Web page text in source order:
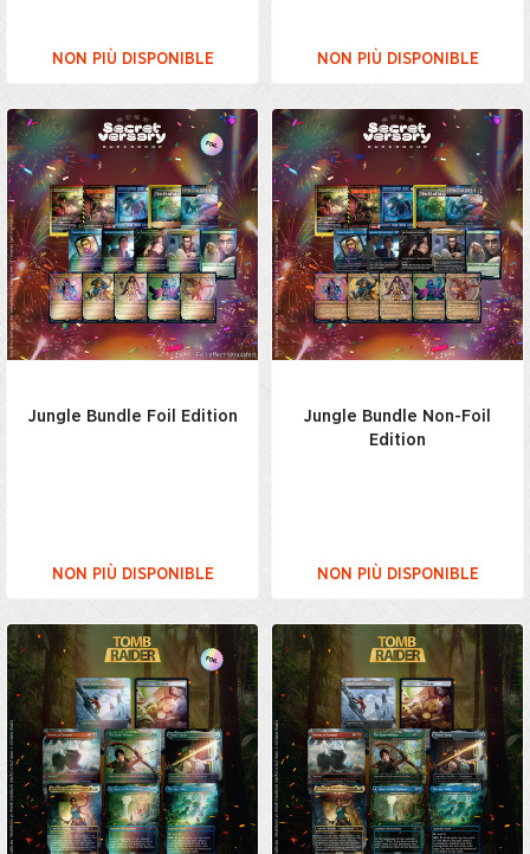
NON PIÙ DISPONIBLE NON PIÙ DISPONIBLE
Jungle Bundle Foil Edition
NON PIÙ DISPONIBLE
Jungle Bundle Non-Foil
Edition
NON PIÙ DISPONIBLE